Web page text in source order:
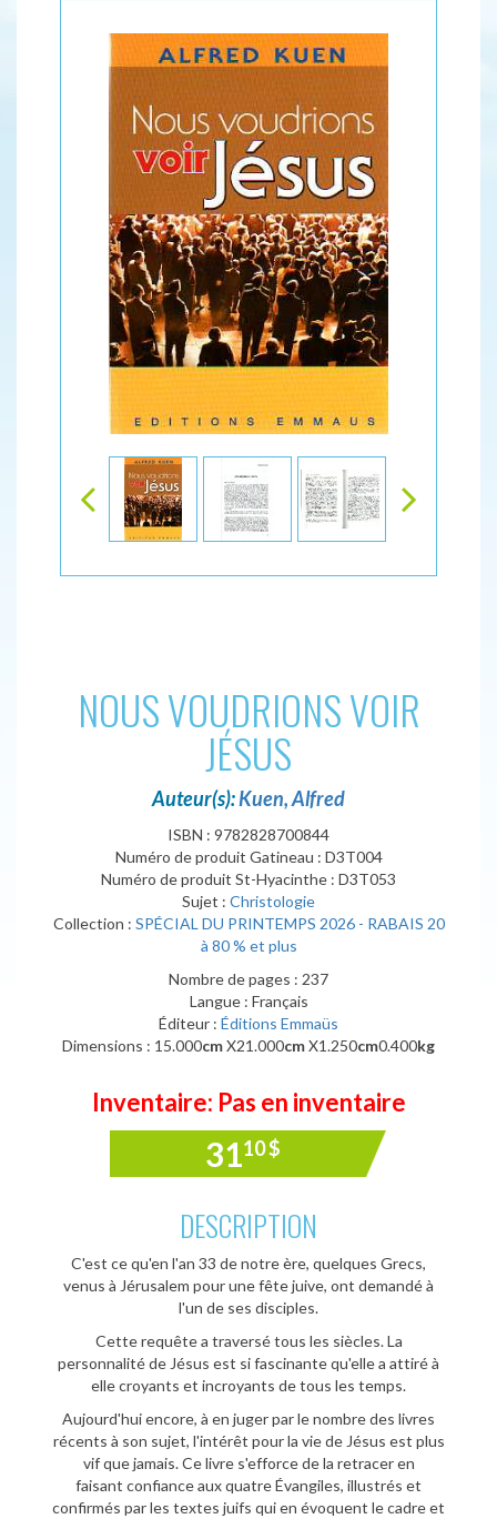
NOUS VOUDRIONS VOIR
JÉSUS
Auteur(s):Kuen, Alfred
ISBN : 9782828700844
Numéro de produit Gatineau : D3T004
Numéro de produit St-Hyacinthe : D3T053
Sujet : Christologie
Collection : SPÉCIAL DU PRINTEMPS 2026 - RABAIS 20
à 80 % et plus
Nombre de pages : 237
Langue : Français
Éditeur : Éditions Emmaüs
Dimensions : 15.000cmX21.000cmX1.250cm0.400kg
Inventaire: Pas en inventaire
3110$
DESCRIPTION
C'est ce qu'en l'an 33 de notre ère, quelques Grecs,
venus à Jérusalem pour une fête juive, ont demandé à
l'un de ses disciples.
Cette requête a traversé tous les siècles. La
personnalité de Jésus est si fascinante qu'elle a attiré à
elle croyants et incroyants de tous les temps.
Aujourd'hui encore, à en juger par le nombre des livres
récents à son sujet, l'intérêt pour la vie de Jésus est plus
vif que jamais. Ce livre s'efforce de la retracer en
faisant confiance aux quatre Évangiles, illustrés et
confirmés par les textes juifs qui en évoquent le cadre et